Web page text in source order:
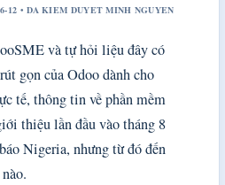
12 • DA KIEM DUYET MINH NGUYEN
và tự hỏi liệu đây có
gọn của Odoo dành cho
tế, thông tin về phần mềm
thiệu lần đầu vào tháng 8
Nigeria, nhưng từ đó đến